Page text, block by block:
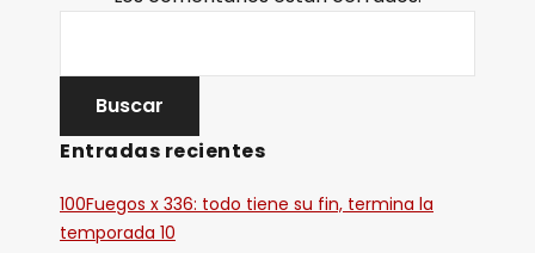
Entradas recientes
100Fuegos x 336: todo tiene su fin, termina la
temporada 10